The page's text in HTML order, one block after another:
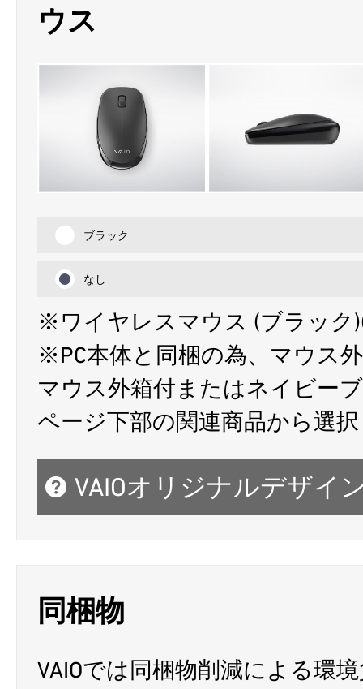
ウス
ブラック
なし
※ワイヤレスマウス (ブラック
※PC本体と同梱の為、マウス
マウス外箱付またはネイビー
ページ下部の関連商品から選
VAIOオリジナルデザイ
同梱物
VAIOでは同梱物削減による環